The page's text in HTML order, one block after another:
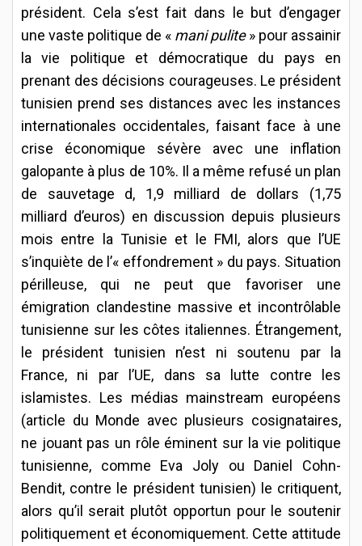
président. Cela s’est fait dans le but d’engager
une vaste politique de « mani pulite» pour assainir
la vie politique et démocratique du pays en
prenant des décisions courageuses. Le président
tunisien prend ses distances avec les instances
internationales occidentales, faisant face à une
crise économique sévère avec une inflation
galopante à plus de 10%. Il a même refusé un plan
de sauvetage d, 1,9 milliard de dollars (1,75
milliard d’euros) en discussion depuis plusieurs
mois entre la Tunisie et le FMI, alors que l’UE
s’inquiète de l’« effondrement » du pays. Situation
périlleuse, qui ne peut que favoriser une
émigration clandestine massive et incontrôlable
tunisienne sur les côtes italiennes. Étrangement,
le président tunisien n’est ni soutenu par la
France, ni par l’UE, dans sa lutte contre les
islamistes. Les médias mainstream européens
(article du Monde avec plusieurs cosignataires,
ne jouant pas un rôle éminent sur la vie politique
tunisienne, comme Eva Joly ou Daniel Cohn-
Bendit, contre le président tunisien) le critiquent,
alors qu’il serait plutôt opportun pour le soutenir
politiquement et économiquement. Cette attitude